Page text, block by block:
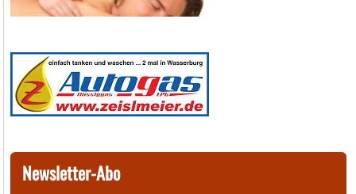
Newsletter-Abo